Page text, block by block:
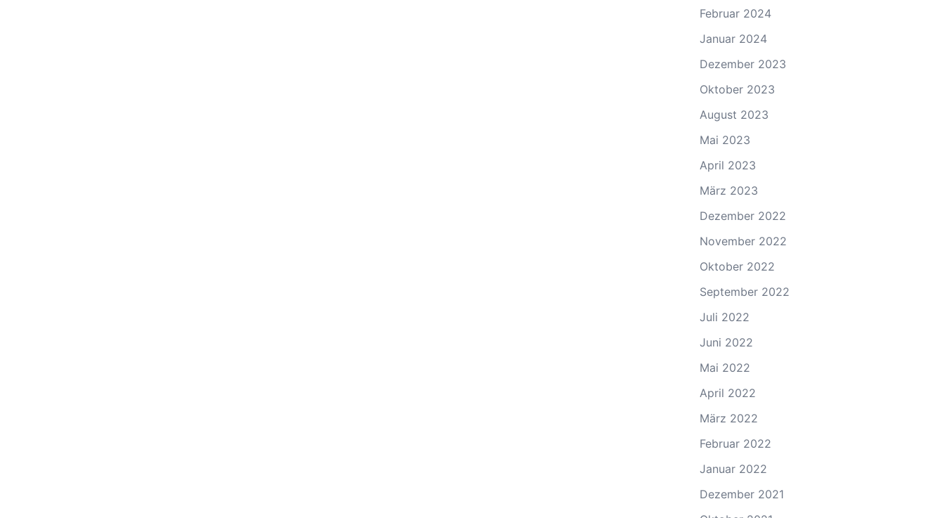
Februar 2024
Januar 2024
Dezember 2023
Oktober 2023
August 2023
Mai 2023
April 2023
März 2023
Dezember 2022
November 2022
Oktober 2022
September 2022
Juli 2022
Juni 2022
Mai 2022
April 2022
März 2022
Februar 2022
Januar 2022
Dezember 2021